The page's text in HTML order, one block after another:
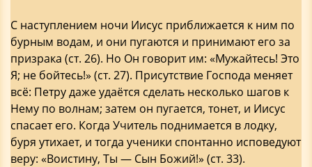
С наступлением ночи Иисус приближается к ним по
бурным водам, и они пугаются и принимают его за
призрака (ст. 26). Но Он говорит им: «Мужайтесь! Это
Я; не бойтесь!» (ст. 27). Присутствие Господа меняет
всё: Петру даже удаётся сделать несколько шагов к
Нему по волнам; затем он пугается, тонет, и Иисус
спасает его. Когда Учитель поднимается в лодку,
буря утихает, и тогда ученики спонтанно исповедуют
веру: «Воистину, Ты — Сын Божий!» (ст. 33).